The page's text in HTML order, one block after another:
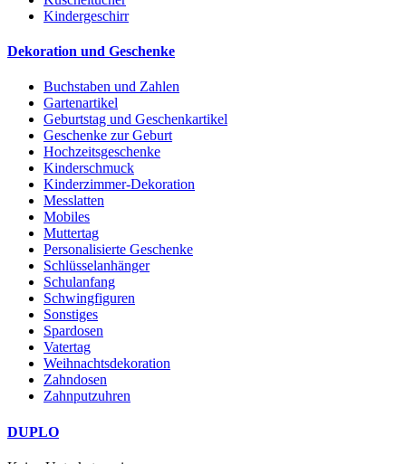
Kindergeschirr
Dekoration und Geschenke
Buchstaben und Zahlen
Gartenartikel
Geburtstag und Geschenkartikel
Geschenke zur Geburt
Hochzeitsgeschenke
Kinderschmuck
Kinderzimmer-Dekoration
Messlatten
Mobiles
Muttertag
Personalisierte Geschenke
Schlüsselanhänger
Schulanfang
Schwingfiguren
Sonstiges
Spardosen
Vatertag
Weihnachtsdekoration
Zahndosen
Zahnputzuhren
DUPLO